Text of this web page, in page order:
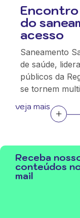
do
acesso
Saneamento
de saúde,
públicos da
se tornem
veja mais
Receba
conteúdos
mail